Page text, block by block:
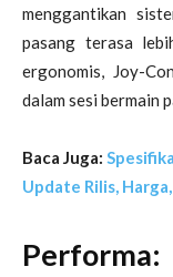
menggantikan
pasang terasa
ergonomis, Joy-
dalam sesi bermain
Baca Juga:
Update Rilis,